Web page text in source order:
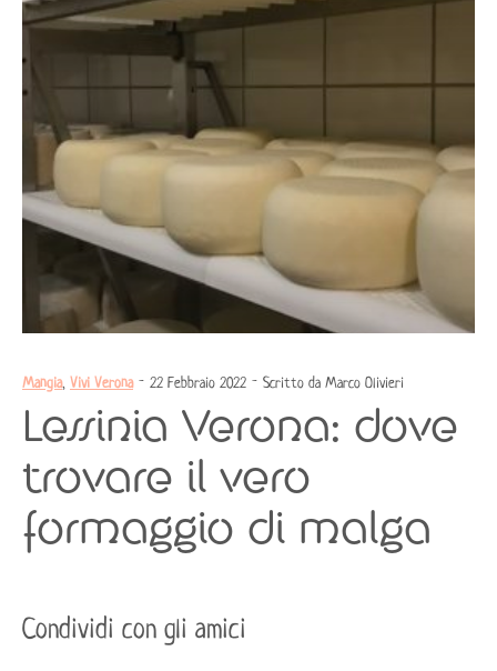
Mangia, Vivi Verona- 22 Febbraio 2022 - Scritto da Marco Olivieri
Lessinia Verona: dove
trovare il vero
formaggio di malga
Condividi con gli amici